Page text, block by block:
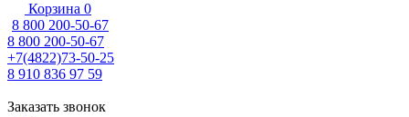
Корзина 0
8 800 200-50-67
8 800 200-50-67
+7(4822)73-50-25
8 910 836 97 59
Заказать звонок